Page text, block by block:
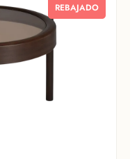
REBAJADO